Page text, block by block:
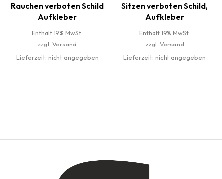
Rauchen verboten Schild
Aufkleber
Enthält 19% MwSt.
zzgl.Versand
Lieferzeit: nicht angegeben
Sitzen verboten Schild,
Aufkleber
Enthält 19% MwSt.
zzgl. Versand
Lieferzeit: nicht angegeben